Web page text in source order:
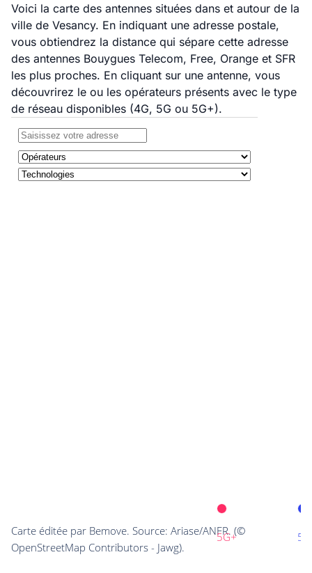
Voici la carte des antennes situées dans et autour de la
ville de Vesancy. En indiquant une adresse postale,
vous obtiendrez la distance qui sépare cette adresse
des antennes Bouygues Telecom, Free, Orange et SFR
les plus proches. En cliquant sur une antenne, vous
découvrirez le ou les opérateurs présents avec le type
de réseau disponibles (4G, 5G ou 5G+).